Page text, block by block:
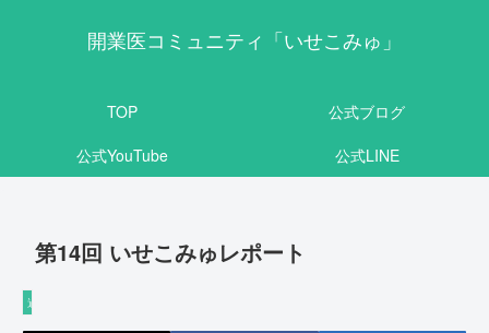
開業医コミュニティ「いせこみゅ」
TOP
公式ブログ
公式YouTube
公式LINE
第14回 いせこみゅレポート
過去の開催内容